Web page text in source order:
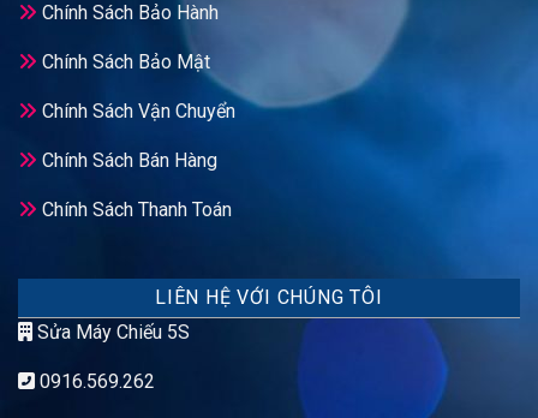
Chính Sách Bảo Hành
Chính Sách Bảo Mật
Chính Sách Vận Chuyển
Chính Sách Bán Hàng
Chính Sách Thanh Toán
LIÊN HỆ VỚI CHÚNG TÔI
Sửa Máy Chiếu 5S
0916.569.262